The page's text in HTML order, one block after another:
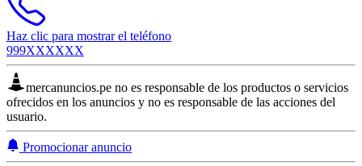
Haz clic para mostrar el teléfono
999XXXXXX
mercanuncios.pe no es responsable de los productos o servicios
ofrecidos en los anuncios y no es responsable de las acciones del
usuario.
Promocionar anuncio